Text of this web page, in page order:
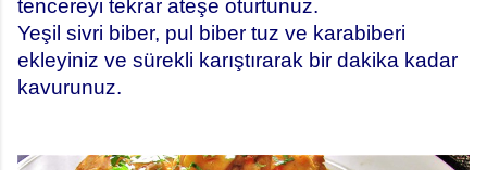
tencereyi tekrar ateşe oturtunuz.
Yeşil sivri biber, pul biber tuz ve karabiberi
ekleyiniz ve sürekli karıştırarak bir dakika kadar
kavurunuz.